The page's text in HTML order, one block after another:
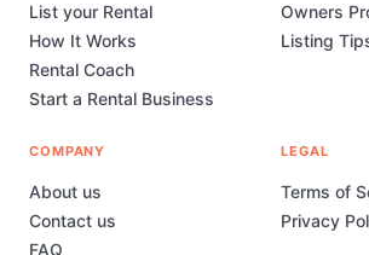
List your Rental
How It Works
Rental Coach
Start a Rental Business
Owners
Listing
COMPANY
About us
Contact us
FAQ
LEGAL
Terms of
Privacy